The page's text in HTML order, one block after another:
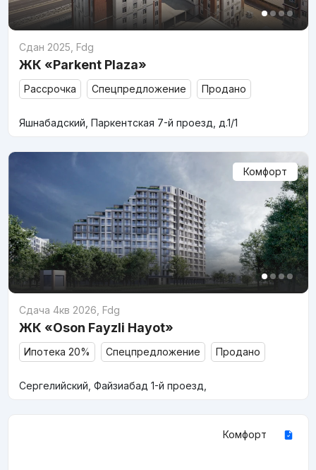
Сдан 2025 Fdg
ЖК «Parkent Plaza»
Рассрочка Спецпредложение Продано
Яшнабадский, Паркентская 7-й проезд, д.1/1
Комфорт
Сдача 4кв 2026 Fdg
ЖК «Oson Fayzli Hayot»
Ипотека 20% Спецпредложение Продано
Сергелийский, Файзиабад 1-й проезд,
Комфорт